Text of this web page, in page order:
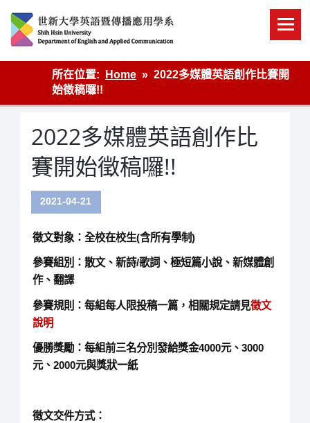
content
英語傳播
所在位置:
Home
2022多媒體英語創作比賽開
始徵稿囉!!
2022多媒體英語創作比
賽開始徵稿囉!!
2021-04-21
徵文對象：全校在校生(含所有學制)
參賽組別：散文、新詩/歌詞、極短篇小說、新媒體創
作、翻譯
參賽規則：每組每人限投稿一篇，相關規定請見徵文
說明
優勝獎勵：每組前三名分別發給獎金4000元、3000
元、2000元與獎狀一紙
徵文交件方式：